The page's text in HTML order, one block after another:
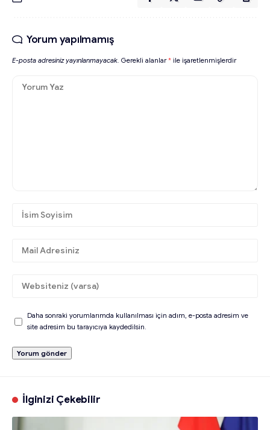
Yorum yapılmamış
E-posta adresiniz yayınlanmayacak. Gerekli alanlar* ile işaretlenmişlerdir
Daha sonraki yorumlarımda kullanılması için adım, e-posta adresim ve
site adresim bu tarayıcıya kaydedilsin.
İlginizi Çekebilir